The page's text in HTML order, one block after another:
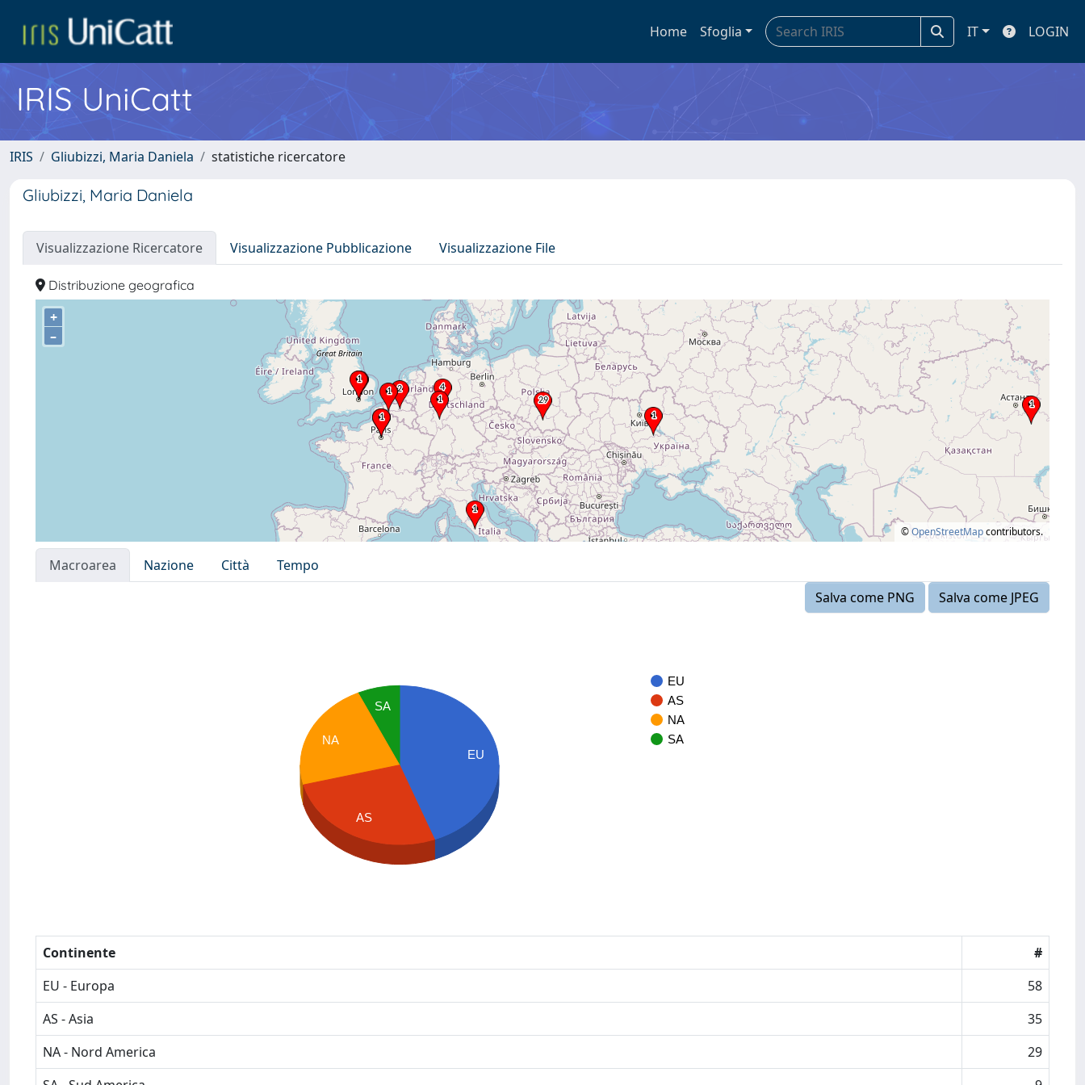
Home Sfoglia IT LOGIN
IRIS UniCatt
IRIS Gliubizzi, Maria Daniela statistiche ricercatore
Gliubizzi, Maria Daniela
Visualizzazione Ricercatore Visualizzazione Pubblicazione Visualizzazione File
Distribuzione geografica
+
–
©OpenStreetMapcontributors.
Macroarea Nazione Città
Tempo
Salva come PNG
Salva come JPEG
EU
AS
NA
SA
EU
SA
NA
AS
Continente
#
EU - Europa
58
AS - Asia
35
NA - Nord America
29